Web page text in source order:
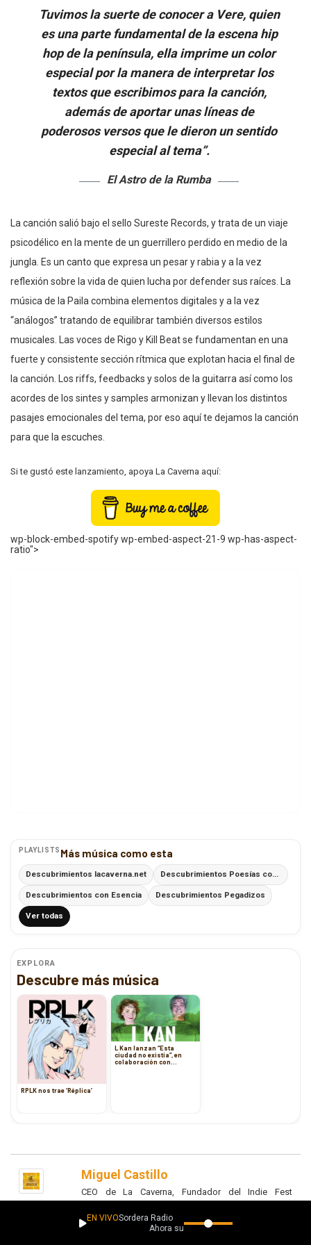
Tuvimos la suerte de conocer a Vere, quien
es una parte fundamental de la escena hip
hop de la península, ella imprime un color
especial por la manera de interpretar los
textos que escribimos para la canción,
además de aportar unas líneas de
poderosos versos que le dieron un sentido
especial al tema”.
El Astro de la Rumba
La canción salió bajo el sello Sureste Records, y trata de un viaje
psicodélico en la mente de un guerrillero perdido en medio de la
jungla. Es un canto que expresa un pesar y rabia y a la vez
reflexión sobre la vida de quien lucha por defender sus raíces. La
música de la Paila combina elementos digitales y a la vez
“análogos” tratando de equilibrar también diversos estilos
musicales. Las voces de Rigo y Kill Beat se fundamentan en una
fuerte y consistente sección rítmica que explotan hacia el final de
la canción. Los riffs, feedbacks y solos de la guitarra así como los
acordes de los sintes y samples armonizan y llevan los distintos
pasajes emocionales del tema, por eso aquí te dejamos la canción
para que la escuches.
Si te gustó este lanzamiento, apoya La Caverna aquí:
wp-block-embed-spotify wp-embed-aspect-21-9 wp-has-aspect-
ratio">
PLAYLISTS Más música como esta
Descubrimientos lacaverna.net Descubrimientos Poesías con Ritmo
Descubrimientos con Esencia Descubrimientos Pegadizos
Ver todas
EXPLORA
Descubre más música
RPLK nos trae ‘Réplica’
L Kan lanzan “Esta
ciudad no existía”, en
colaboración con
Miguel Castillo
CEO de La Caverna, Fundador del Indie Fest
EN VIVOSordera Radio
Ahora suena